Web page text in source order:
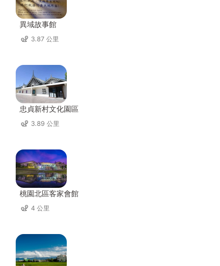
異域故事館
3.87 公里
忠貞新村文化園區
3.89 公里
桃園北區客家會館
4 公里